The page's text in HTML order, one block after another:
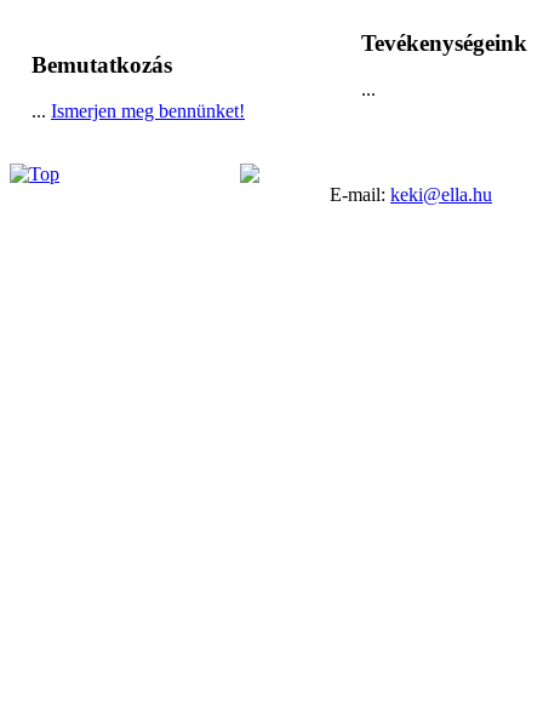
Bemutatkozás
... Ismerjen meg bennünket!
Tevékenységeink
...
E-mail: keki@ella.hu